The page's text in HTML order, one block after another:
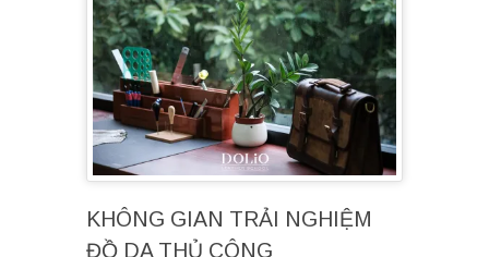
KHÔNG GIAN TRẢI NGHIỆM
ĐỒ DA THỦ CÔNG